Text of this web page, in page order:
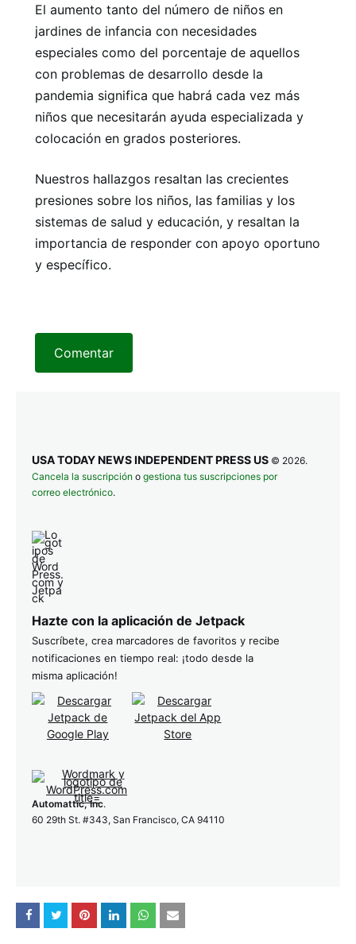
El aumento tanto del número de niños en
jardines de infancia con necesidades
especiales como del porcentaje de aquellos
con problemas de desarrollo desde la
pandemia significa que habrá cada vez más
niños que necesitarán ayuda especializada y
colocación en grados posteriores.
Nuestros hallazgos resaltan las crecientes
presiones sobre los niños, las familias y los
sistemas de salud y educación, y resaltan la
importancia de responder con apoyo oportuno
y específico.
Comentar
USA TODAY NEWS INDEPENDENT PRESS US © 2026.
Cancela la suscripción o gestiona tus suscripciones por
correo electrónico.
Hazte con la aplicación de Jetpack
Suscríbete, crea marcadores de favoritos y recibe
notificaciones en tiempo real: ¡todo desde la
misma aplicación!
Automattic, Inc.
60 29th St. #343, San Francisco, CA 94110